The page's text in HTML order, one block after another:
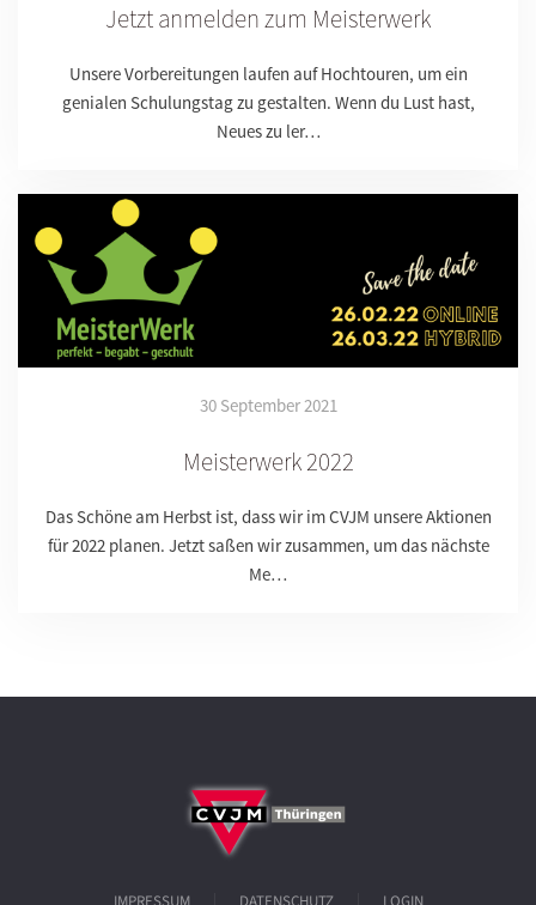
Jetzt anmelden zum Meisterwerk
Unsere Vorbereitungen laufen auf Hochtouren, um ein
genialen Schulungstag zu gestalten. Wenn du Lust hast,
Neues zu ler…
30 September 2021
Meisterwerk 2022
Das Schöne am Herbst ist, dass wir im CVJM unsere Aktionen
für 2022 planen. Jetzt saßen wir zusammen, um das nächste
Me…